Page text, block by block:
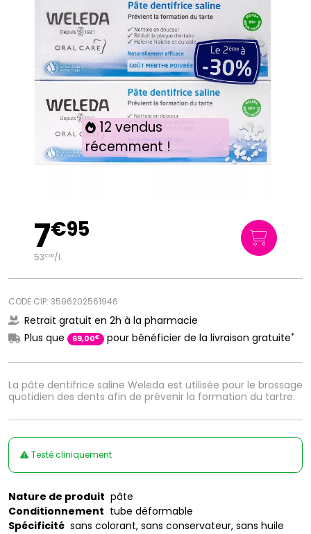
12 vendus
récemment !
La pâte dentifrice saline Weleda est utilisée pour le brossage
quotidien des dents afin de prévenir la formation du tartre.
7€95
53€00/l.
CODE CIP: 3596202561946
Retrait gratuit en 2h à la pharmacie
Plus que
69,00€ pour bénéficier de la livraison gratuite*
Testé cliniquement
Nature de produit pâte
Conditionnement tube déformable
Spécificité sans colorant, sans conservateur, sans huile